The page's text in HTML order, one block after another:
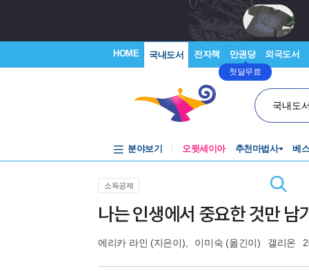
HOME 국내도서 전자책 만권당
첫달무료
외국도서
국내도
분야보기 오뒷세이아 추천마법사 베
소득공제
나는 인생에서 중요한 것만 남
에리카 라인 (지은이), 이미숙 (옮긴이) 갤리온